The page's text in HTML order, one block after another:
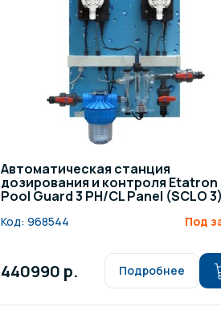
Освещение и подсветка
бассейна
Отделочные материалы
Автоматическая станция
дозирования и контроля Etatron
Pool Guard 3 PH/CL Panel (SCLO 3)
Код: 968544 Под
440990 р. Подробнее